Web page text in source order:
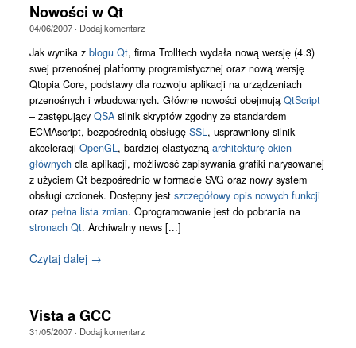
Nowości w Qt
04/06/2007· Dodaj komentarz
Jak wynika z blogu Qt, firma Trolltech wydała nową wersję (4.3)
swej przenośnej platformy programistycznej oraz nową wersję
Qtopia Core, podstawy dla rozwoju aplikacji na urządzeniach
przenośnych i wbudowanych. Główne nowości obejmują QtScript
– zastępujący QSAsilnik skryptów zgodny ze standardem
ECMAscript, bezpośrednią obsługę SSL, usprawniony silnik
akceleracji OpenGL, bardziej elastyczną architekturę okien
głównychdla aplikacji, możliwość zapisywania grafiki narysowanej
z użyciem Qt bezpośrednio w formacie SVG oraz nowy system
obsługi czcionek. Dostępny jest szczegółowy opis nowych funkcji
oraz pełna lista zmian. Oprogramowanie jest do pobrania na
stronach Qt. Archiwalny news [...]
Czytaj dalej →
Vista a GCC
31/05/2007· Dodaj komentarz